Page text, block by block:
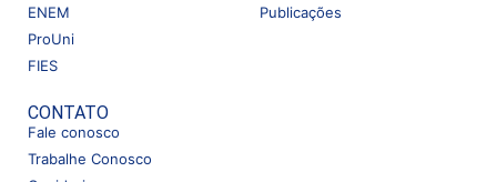
ENEM
ProUni
FIES
Publicações
CONTATO
Fale conosco
Trabalhe Conosco